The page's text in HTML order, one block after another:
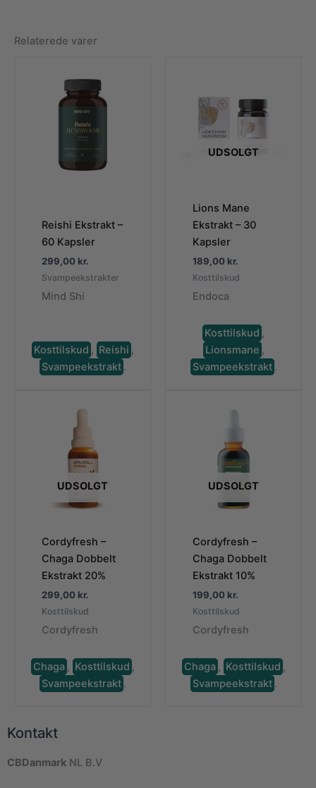
Relaterede varer
Reishi Ekstrakt –
60 Kapsler
299,00 kr.
Svampeekstrakter
Mind Shi
Kosttilskud , Reishi ,
Svampeekstrakt .
UDSOLGT
Lions Mane
Ekstrakt – 30
Kapsler
189,00 kr.
Kosttilskud
Endoca
Kosttilskud ,
Lionsmane ,
Svampeekstrakt .
UDSOLGT
Cordyfresh –
Chaga Dobbelt
Ekstrakt 20%
299,00 kr.
Kosttilskud
Cordyfresh
Chaga , Kosttilskud ,
Svampeekstrakt .
UDSOLGT
Cordyfresh –
Chaga Dobbelt
Ekstrakt 10%
199,00 kr.
Kosttilskud
Cordyfresh
Chaga , Kosttilskud ,
Svampeekstrakt .
Kontakt
CBDanmark NL B.V